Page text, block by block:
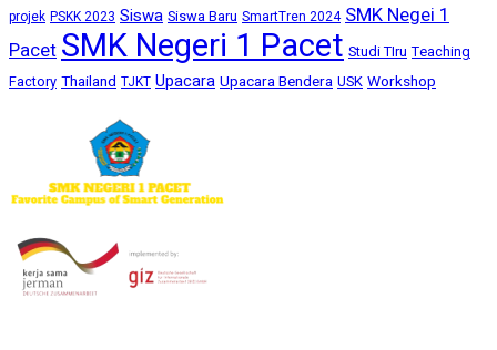
projek PSKK 2023 Siswa Siswa Baru SmartTren 2024 SMK Negei 1
PacetSMK Negeri 1 Pacet Studi TIru Teaching
Factory Thailand TJKT Upacara Upacara Bendera USK Workshop